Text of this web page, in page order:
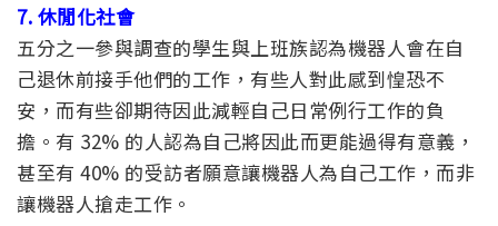
7. 休閒化社會
五分之一參與調查的學生與上班族認為機器人會在自
己退休前接手他們的工作，有些人對此感到惶恐不
安，而有些卻期待因此減輕自己日常例行工作的負
擔。有 32% 的人認為自己將因此而更能過得有意義，
甚至有 40% 的受訪者願意讓機器人為自己工作，而非
讓機器人搶走工作。